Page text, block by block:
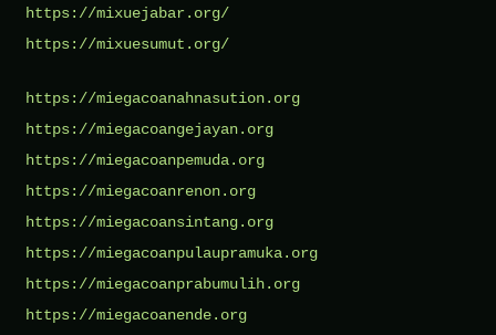
https://mixuejabar.org/
https://mixuesumut.org/
https://miegacoanahnasution.org
https://miegacoangejayan.org
https://miegacoanpemuda.org
https://miegacoanrenon.org
https://miegacoansintang.org
https://miegacoanpulaupramuka.org
https://miegacoanprabumulih.org
https://miegacoanende.org